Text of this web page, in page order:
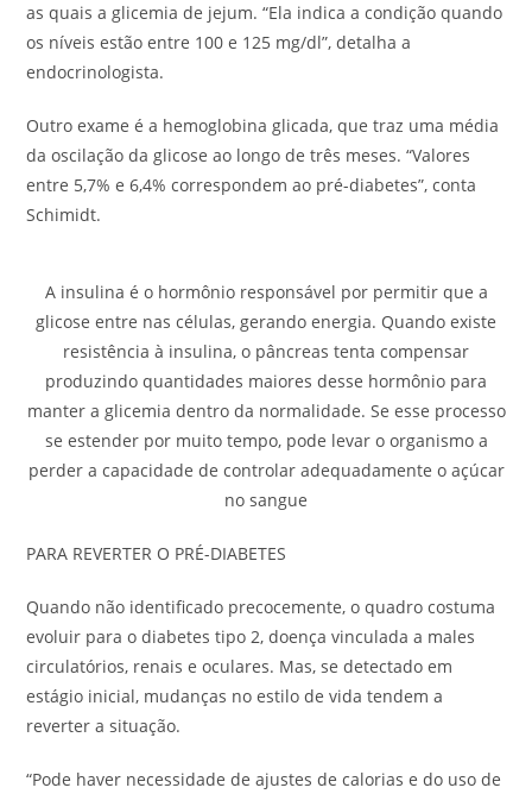
as quais a glicemia de jejum. “Ela indica a condição quando
os níveis estão entre 100 e 125 mg/dl”, detalha a
endocrinologista.
Outro exame é a hemoglobina glicada, que traz uma média
da oscilação da glicose ao longo de três meses. “Valores
entre 5,7% e 6,4% correspondem ao pré-diabetes”, conta
Schimidt.
A insulina é o hormônio responsável por permitir que a
glicose entre nas células, gerando energia. Quando existe
resistência à insulina, o pâncreas tenta compensar
produzindo quantidades maiores desse hormônio para
manter a glicemia dentro da normalidade. Se esse processo
se estender por muito tempo, pode levar o organismo a
perder a capacidade de controlar adequadamente o açúcar
no sangue
PARA REVERTER O PRÉ-DIABETES
Quando não identificado precocemente, o quadro costuma
evoluir para o diabetes tipo 2, doença vinculada a males
circulatórios, renais e oculares. Mas, se detectado em
estágio inicial, mudanças no estilo de vida tendem a
reverter a situação.
“Pode haver necessidade de ajustes de calorias e do uso de